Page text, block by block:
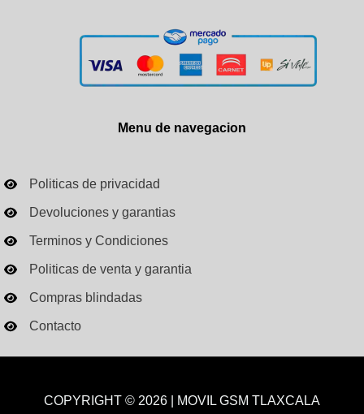
Menu de navegacion
Politicas de privacidad
Devoluciones y garantias
Terminos y Condiciones
Politicas de venta y garantia
Compras blindadas
Contacto
COPYRIGHT © 2026 | MOVIL GSM TLAXCALA